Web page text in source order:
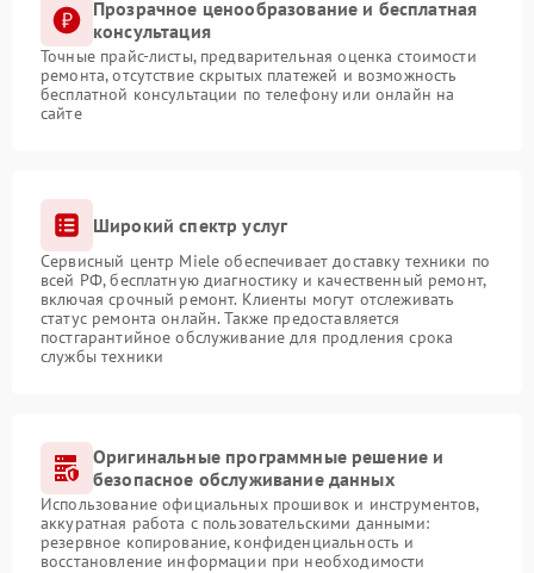
Прозрачное ценообразование и бесплатная
консультация
Точные прайс-листы, предварительная оценка стоимости
ремонта, отсутствие скрытых платежей и возможность
бесплатной консультации по телефону или онлайн на
сайте
Широкий спектр услуг
Сервисный центр Miele обеспечивает доставку техники по
всей РФ, бесплатную диагностику и качественный ремонт,
включая срочный ремонт. Клиенты могут отслеживать
статус ремонта онлайн. Также предоставляется
постгарантийное обслуживание для продления срока
службы техники
Оригинальные программные решение и
безопасное обслуживание данных
Использование официальных прошивок и инструментов,
аккуратная работа с пользовательскими данными:
резервное копирование, конфиденциальность и
восстановление информации при необходимости